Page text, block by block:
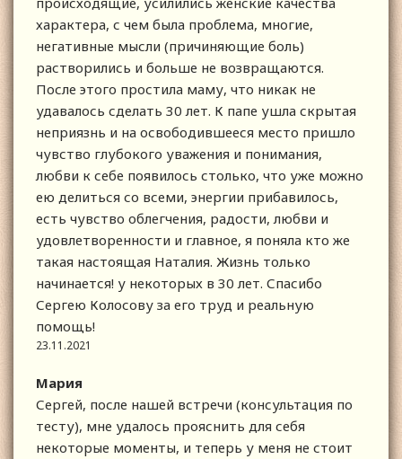
характера, с чем была проблема, многие,
негативные мысли (причиняющие боль)
растворились и больше не возвращаются.
После этого простила маму, что никак не
удавалось сделать 30 лет. К папе ушла скрытая
неприязнь и на освободившееся место пришло
чувство глубокого уважения и понимания,
любви к себе появилось столько, что уже можно
ею делиться со всеми, энергии прибавилось,
есть чувство облегчения, радости, любви и
удовлетворенности и главное, я поняла кто же
такая настоящая Наталия. Жизнь только
начинается! у некоторых в 30 лет. Спасибо
Сергею Колосову за его труд и реальную
помощь!
23.11.2021
Мария
Сергей, после нашей встречи (консультация по
тесту), мне удалось прояснить для себя
некоторые моменты, и теперь у меня не стоит